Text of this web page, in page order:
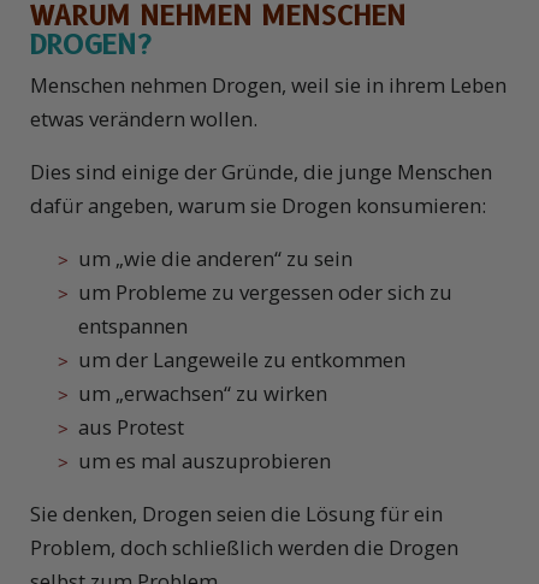
WARUM NEHMEN MENSCHEN
DROGEN?
Menschen nehmen Drogen, weil sie in ihrem Leben
etwas verändern wollen.
Dies sind einige der Gründe, die junge Menschen
dafür angeben, warum sie Drogen konsumieren:
um „wie die anderen“ zu sein
um Probleme zu vergessen oder sich zu
entspannen
um der Langeweile zu entkommen
um „erwachsen“ zu wirken
aus Protest
um es mal auszuprobieren
Sie denken, Drogen seien die Lösung für ein
Problem, doch schließlich werden die Drogen